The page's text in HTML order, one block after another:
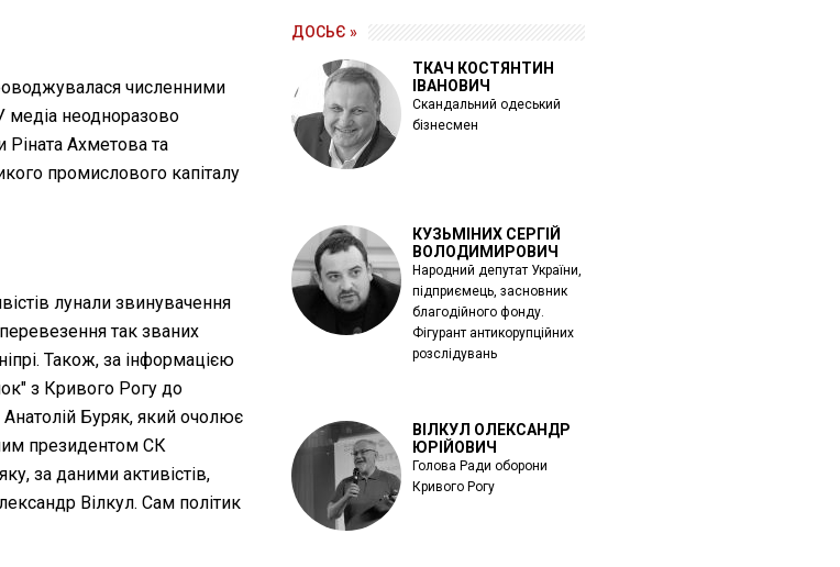
численними
медіа неодноразово
Ріната Ахметова та
промислового капіталу
лунали звинувачення
так званих
Також, за інформацією
з Кривого Рогу до
Буряк, який очолює
президентом СК
за даними активістів,
Вілкул. Сам політик
ДОСЬЄ »
ТКАЧ КОСТЯНТИН
ІВАНОВИЧ
Скандальний одеський
бізнесмен
КУЗЬМІНИХ СЕРГІЙ
ВОЛОДИМИРОВИЧ
Народний депутат України,
підприємець, засновник
благодійного фонду.
Фігурант антикорупційних
розслідувань
ВІЛКУЛ ОЛЕКСАНДР
ЮРІЙОВИЧ
Голова Ради оборони
Кривого Рогу